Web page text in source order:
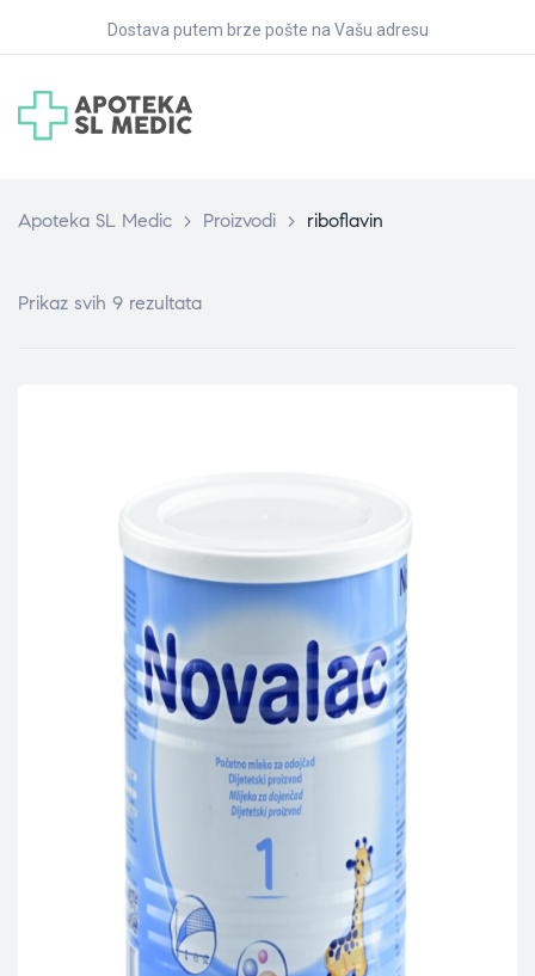
Dostava putem brze pošte na Vašu adresu
Apoteka SL Medic > Proizvodi > riboflavin
Prikaz svih 9 rezultata